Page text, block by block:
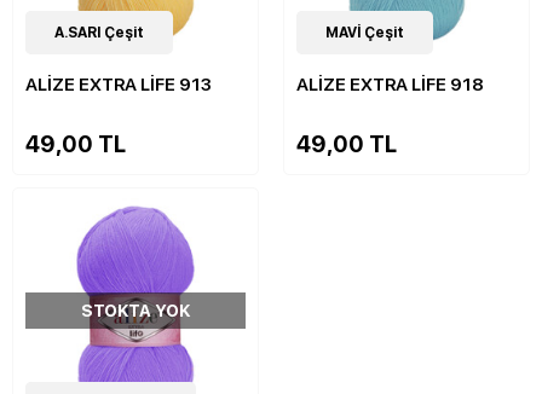
19Çeşit
A.SARI Çeşit
ALİZE EXTRA LİFE 913
49,00 TL
19Çeşit
MAVİ Çeşit
ALİZE EXTRA LİFE 918
49,00 TL
STOKTA YOK